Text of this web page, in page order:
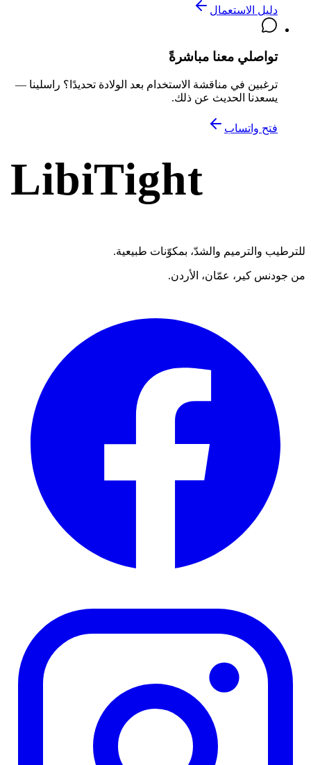
دليل الاستعمال
تواصلي معنا مباشرةً
ترغبين في مناقشة الاستخدام بعد الولادة تحديدًا؟ راسلينا —
يسعدنا الحديث عن ذلك.
فتح واتساب
LibiTight
للترطيب والترميم والشدّ، بمكوّنات طبيعية.
من جودنس كير، عمّان، الأردن.